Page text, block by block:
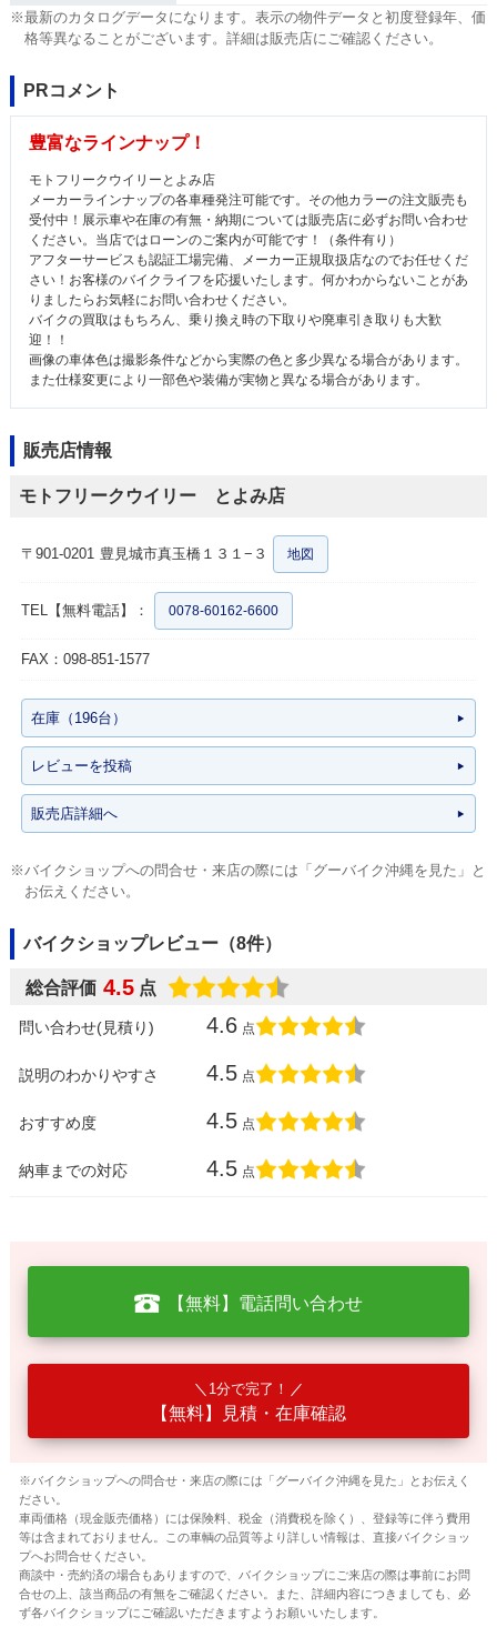
※最新のカタログデータになります。表示の物件データと初度登録年、価
格等異なることがございます。詳細は販売店にご確認ください。
PRコメント
豊富なラインナップ！
モトフリークウイリーとよみ店
メーカーラインナップの各車種発注可能です。その他カラーの注文販売も
受付中！展示車や在庫の有無・納期については販売店に必ずお問い合わせ
ください。当店ではローンのご案内が可能です！（条件有り）
アフターサービスも認証工場完備、メーカー正規取扱店なのでお任せくだ
さい！お客様のバイクライフを応援いたします。何かわからないことがあ
りましたらお気軽にお問い合わせください。
バイクの買取はもちろん、乗り換え時の下取りや廃車引き取りも大歓
迎！！
画像の車体色は撮影条件などから実際の色と多少異なる場合があります。
また仕様変更により一部色や装備が実物と異なる場合があります。
販売店情報
モトフリークウイリー とよみ店
〒901-0201 豊見城市真玉橋１３１−３ 地図
TEL【無料電話】： 0078-60162-6600
FAX：098-851-1577
在庫（196台）
レビューを投稿
販売店詳細へ
※バイクショップへの問合せ・来店の際には「グーバイク沖縄を見た」と
お伝えください。
バイクショップレビュー（8件）
総合評価 4.5 点
問い合わせ(見積り) 4.6 点
説明のわかりやすさ 4.5 点
おすすめ度 4.5 点
納車までの対応 4.5 点
【無料】電話問い合わせ
1分で完了！
【無料】見積・在庫確認
※バイクショップへの問合せ・来店の際には「グーバイク沖縄を見た」とお伝えく
ださい。
車両価格（現金販売価格）には保険料、税金（消費税を除く）、登録等に伴う費用
等は含まれておりません。この車輌の品質等より詳しい情報は、直接バイクショッ
プへお問合せください。
商談中・売約済の場合もありますので、バイクショップにご来店の際は事前にお問
合せの上、該当商品の有無をご確認ください。また、詳細内容につきましても、必
ず各バイクショップにご確認いただきますようお願いいたします。